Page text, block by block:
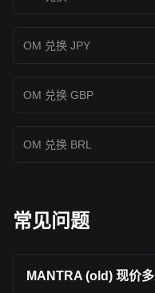
OM 兑换 JPY
OM 兑换 GBP
OM 兑换 BRL
常见问题
MANTRA (old) 现价多